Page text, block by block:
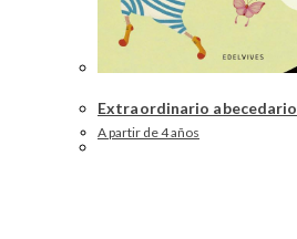
Extraordinario abecedario
A partir de 4 años